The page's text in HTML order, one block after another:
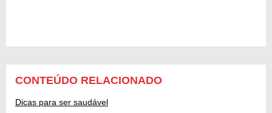
CONTEÚDO RELACIONADO
Dicas para ser saudável